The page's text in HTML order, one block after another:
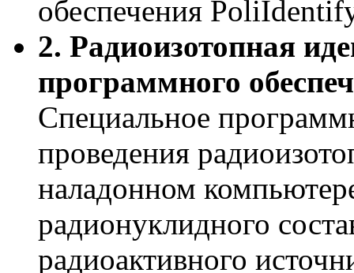
обеспечения
2. Радиоизотопная
программного
Специальное
проведения
наладонном
радионуклидного
радиоактивного